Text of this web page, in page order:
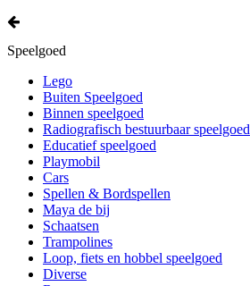
Speelgoed
Lego
Buiten Speelgoed
Binnen speelgoed
Radiografisch bestuurbaar speelgoed
Educatief speelgoed
Playmobil
Cars
Spellen & Bordspellen
Maya de bij
Schaatsen
Trampolines
Loop, fiets en hobbel speelgoed
Diverse